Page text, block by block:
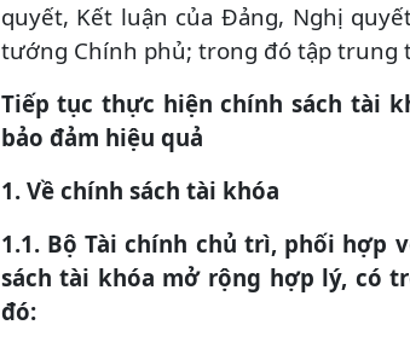
quyết, Kết luận của Đảng, Nghị
tướng Chính phủ; trong đó tập trung
Tiếp tục thực hiện chính sách tài
bảo đảm hiệu quả
1. Về chính sách tài khóa
1.1. Bộ Tài chính chủ trì, phối hợp
sách tài khóa mở rộng hợp lý, có
đó: